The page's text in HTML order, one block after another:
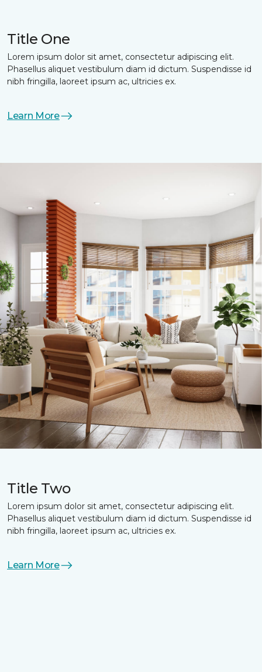
Title One
Lorem ipsum dolor sit amet, consectetur adipiscing elit.
Phasellus aliquet vestibulum diam id dictum. Suspendisse id
nibh fringilla, laoreet ipsum ac, ultricies ex.
Learn More
Title Two
Lorem ipsum dolor sit amet, consectetur adipiscing elit.
Phasellus aliquet vestibulum diam id dictum. Suspendisse id
nibh fringilla, laoreet ipsum ac, ultricies ex.
Learn More